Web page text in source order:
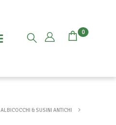
0
ALBICOCCHI & SUSINI ANTICHI